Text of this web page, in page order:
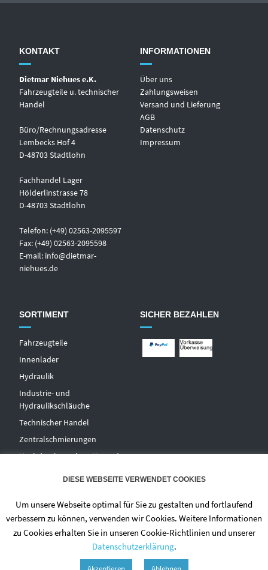
KONTAKT
Dietmar Niehues e.K.
Fahrzeugteile u. technischer
Handel
Büro/Rechnungsadresse
Lembecks Hof 4
D-48703 Stadtlohn
Fachhandel Lager
Hölderlinstrasse 78
D-48703 Stadtlohn
Telefon: (+49) 02563-2095597
Fax: (+49) 02563-2095598
E-mail: info@dietmar-
niehues.de
INFORMATIONEN
Über uns
Zahlungsweisen
Versand und Lieferung
AGB
Datenschutz
Impressum
SORTIMENT
Fahrzeugteile
Innenlader
Hydraulik
Industrie- und
Hydraulikschläuche
Technischer Handel
Zentralschmierungen
Hochdruckwaschgeräte und
SICHER BEZAHLEN
© 2020 - DIETMAR NIEHUES
DIESE WEBSEITE VERWENDET COOKIES
Um unsere Webseite optimal für Sie zu gestalten und fortlaufend
verbessern zu können, verwenden wir Cookies. Weitere Informationen
zu Cookies erhalten Sie in unseren Cookie-Richtlinien und unserer
Datenschutzerklärung.